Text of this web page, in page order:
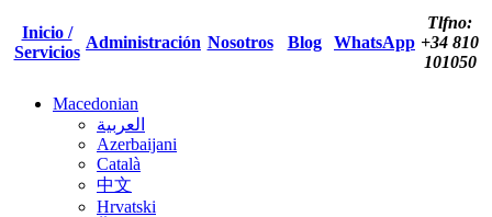
Inicio /
Servicios
Administración Nosotros Blog WhatsApp
Tlfno:
+34 810
101050
Macedonian
العربية
Azerbaijani
Català
中文
Hrvatski